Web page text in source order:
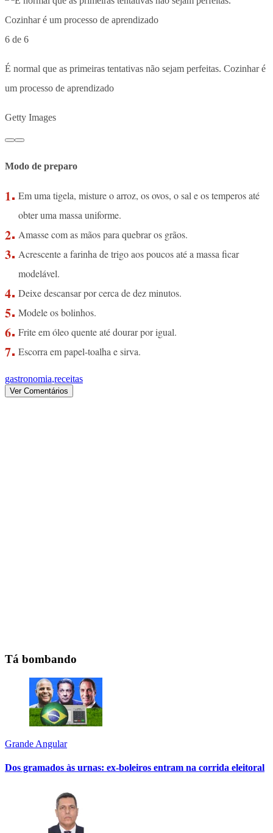
6 de 6
É normal que as primeiras tentativas não sejam perfeitas. Cozinhar é
um processo de aprendizado
Getty Images
Modo de preparo
Em uma tigela, misture o arroz, os ovos, o sal e os temperos até
obter uma massa uniforme.
Amasse com as mãos para quebrar os grãos.
Acrescente a farinha de trigo aos poucos até a massa ficar
modelável.
Deixe descansar por cerca de dez minutos.
Modele os bolinhos.
Frite em óleo quente até dourar por igual.
Escorra em papel-toalha e sirva.
gastronomia,receitas
Ver Comentários
Tá bombando
Grande Angular
Dos gramados às urnas: ex-boleiros entram na corrida eleitoral